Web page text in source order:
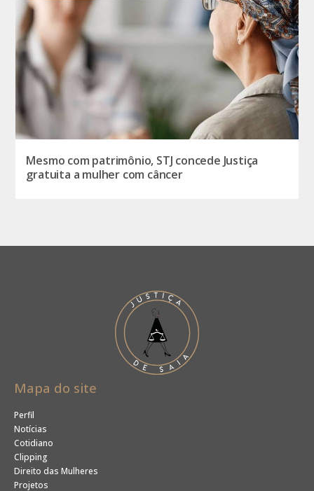
Mesmo com patrimônio, STJ concede Justiça
gratuita a mulher com câncer
Mapa do site
Perfil
Notícias
Cotidiano
Clipping
Direito das Mulheres
Projetos